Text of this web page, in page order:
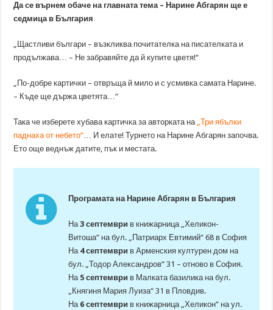
Да се върнем обаче на главната тема – Нарине Абгарян ще е
седмица в България
„Щастливи българи – възкликва почитателка на писателката и
продължава… – Не забравяйте да й купите цветя!“
„По-добре картички – отвръща й мило и с усмивка самата Нарине.
– Къде ще държа цветята…“
Така че изберете хубава картичка за авторката на „Три ябълки
паднаха от небето“… И елате! Турнето на Нарине Абгарян започва.
Ето още веднъж датите, пък и местата.
Програмата на Нарине Абгарян в България
На3 септември в книжарница „Хеликон-
Витоша“ на бул. „Патриарх Евтимий“ 68 в София
На 4 септември в Арменския културен дом на
бул. „Тодор Александров“ 31 – отново в София.
На 5 септември в Малката базилика на бул.
„Княгиня Мария Луиза“ 31 в Пловдив.
На6 септември в книжарница „Хеликон“ на ул.